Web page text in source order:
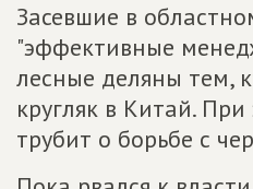
Засевшие в
"эффективные
лесные деляны тем,
кругляк в Китай.
трубит о борьбе с